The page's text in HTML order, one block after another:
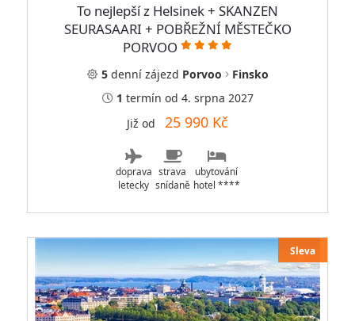
To nejlepší z Helsinek + SKANZEN
SEURASAARI + POBŘEŽNÍ MĚSTEČKO
PORVOO
5dennízájezd Porvoo
Finsko
1 termín od 4. srpna 2027
Již od 25 990 Kč
doprava
letecky
strava
snídaně
ubytování
hotel ****
Sleva